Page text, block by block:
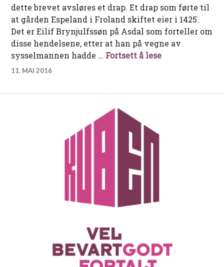
dette brevet avsløres et drap. Et drap som førte til
at gården Espeland i Froland skiftet eier i 1425.
Det er Eilif Brynjulfssøn på Asdal som forteller om
disse hendelsene, etter at han på vegne av
sysselmannen hadde … Fortsett å leseDrap på
11. MAI 2016